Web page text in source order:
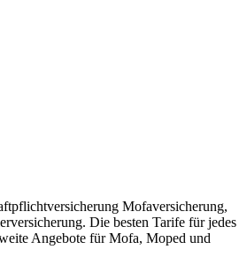
Mofaversicherung,
Die besten Tarife für jedes
Angebote für Mofa, Moped und